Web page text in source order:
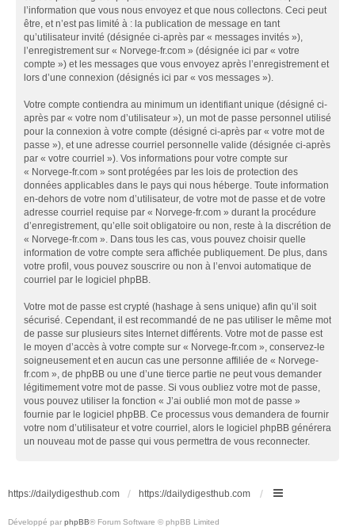
l’information que vous nous envoyez et que nous collectons. Ceci peut
être, et n’est pas limité à : la publication de message en tant
qu’utilisateur invité (désignée ci-après par « messages invités »),
l’enregistrement sur « Norvege-fr.com » (désignée ici par « votre
compte ») et les messages que vous envoyez après l’enregistrement et
lors d’une connexion (désignés ici par « vos messages »).
Votre compte contiendra au minimum un identifiant unique (désigné ci-
après par « votre nom d’utilisateur »), un mot de passe personnel utilisé
pour la connexion à votre compte (désigné ci-après par « votre mot de
passe »), et une adresse courriel personnelle valide (désignée ci-après
par « votre courriel »). Vos informations pour votre compte sur
« Norvege-fr.com » sont protégées par les lois de protection des
données applicables dans le pays qui nous héberge. Toute information
en-dehors de votre nom d’utilisateur, de votre mot de passe et de votre
adresse courriel requise par « Norvege-fr.com » durant la procédure
d’enregistrement, qu’elle soit obligatoire ou non, reste à la discrétion de
« Norvege-fr.com ». Dans tous les cas, vous pouvez choisir quelle
information de votre compte sera affichée publiquement. De plus, dans
votre profil, vous pouvez souscrire ou non à l’envoi automatique de
courriel par le logiciel phpBB.
Votre mot de passe est crypté (hashage à sens unique) afin qu’il soit
sécurisé. Cependant, il est recommandé de ne pas utiliser le même mot
de passe sur plusieurs sites Internet différents. Votre mot de passe est
le moyen d’accès à votre compte sur « Norvege-fr.com », conservez-le
soigneusement et en aucun cas une personne affiliée de « Norvege-
fr.com », de phpBB ou une d’une tierce partie ne peut vous demander
légitimement votre mot de passe. Si vous oubliez votre mot de passe,
vous pouvez utiliser la fonction « J’ai oublié mon mot de passe »
fournie par le logiciel phpBB. Ce processus vous demandera de fournir
votre nom d’utilisateur et votre courriel, alors le logiciel phpBB générera
un nouveau mot de passe qui vous permettra de vous reconnecter.
https://dailydigesthub.com https://dailydigesthub.com
Développé par phpBB® Forum Software © phpBB Limited